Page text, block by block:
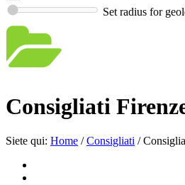
Set radius for
Consigliati
Siete qui: Home / Consigliati /